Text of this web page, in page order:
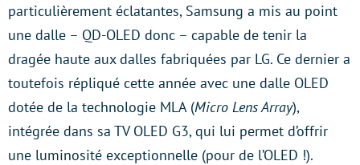
particulièrement éclatantes, Samsung a mis au point
une dalle – QD-OLED donc – capable de tenir la
dragée haute aux dalles fabriquées par LG. Ce dernier a
toutefois répliqué cette année avec une dalle OLED
dotée de la technologie MLA (Micro Lens Array),
intégrée dans sa TV OLED G3, qui lui permet d’offrir
une luminosité exceptionnelle (pour de l’OLED !).